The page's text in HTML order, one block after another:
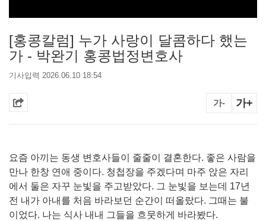
[홍콩칼럼] 누가 사랑이 달콤하다 했는
가 - 박완기 홍콩법정변호사
기사입력 2026.06.10 18:54
가- 가+
요즘 아끼는 동생 변호사들이 줄줄이 결혼한다. 좋은 사람을
만나 한창 연애 중이다. 청첩장을 주겠다며 마주 앉은 자리
에서 둘은 자꾸 눈빛을 주고받았다. 그 눈빛을 보는데 17년
전 내가 아내를 처음 바라보던 순간이 떠올랐다. 그때는 불
이었다. 나는 식사 내내 그들을 흐뭇하게 바라봤다.